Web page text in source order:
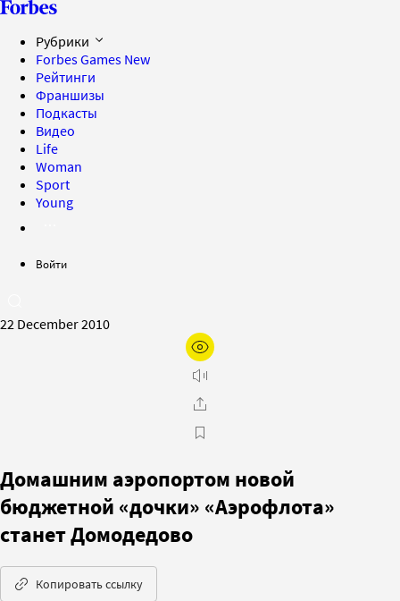
Рубрики
Forbes Games New
Рейтинги
Франшизы
Подкасты
Видео
Life
Woman
Sport
Young
Войти
22 December 2010
Домашним аэропортом новой
бюджетной «дочки» «Аэрофлота»
станет Домодедово
Копировать ссылку